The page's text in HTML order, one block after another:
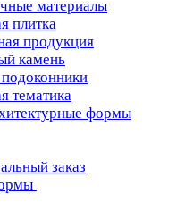
материалы
плитка
продукция
камень
тематика
формы
заказ